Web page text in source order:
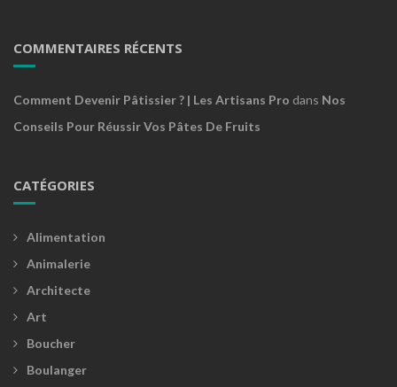
COMMENTAIRES RÉCENTS
Comment Devenir Pâtissier ? | Les Artisans Pro dans Nos
Conseils Pour Réussir Vos Pâtes De Fruits
CATÉGORIES
Alimentation
Animalerie
Architecte
Art
Boucher
Boulanger